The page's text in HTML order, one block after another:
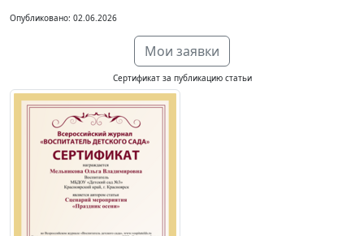
Опубликовано: 02.06.2026
Мои заявки
Сертификат за публикацию статьи